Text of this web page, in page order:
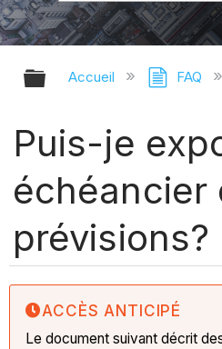
Développer/
Accueil FAQ
Puis-je
échéancier
prévisions?
ACCÈS ANTICIPÉ
Le document suivant décrit